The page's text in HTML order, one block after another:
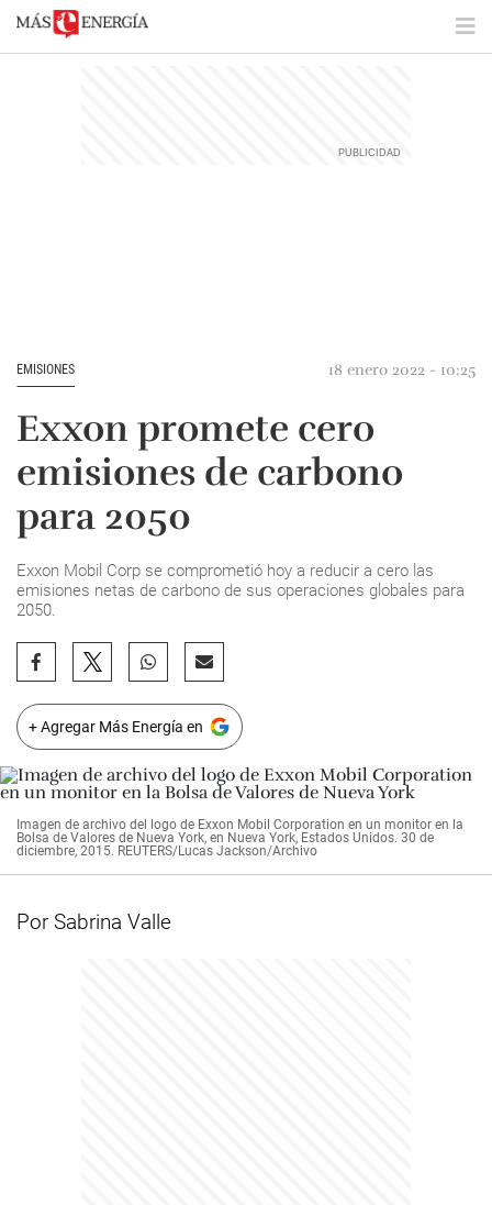
EMISIONES 18 enero 2022 - 10:25
Exxon promete cero
emisiones de carbono
para 2050
Exxon Mobil Corp se comprometió hoy a reducir a cero las
emisiones netas de carbono de sus operaciones globales para
2050.
+ Agregar Más Energía en
Imagen de archivo del logo de Exxon Mobil Corporation en un monitor en la
Bolsa de Valores de Nueva York, en Nueva York, Estados Unidos. 30 de
diciembre, 2015. REUTERS/Lucas Jackson/Archivo
Por Sabrina Valle